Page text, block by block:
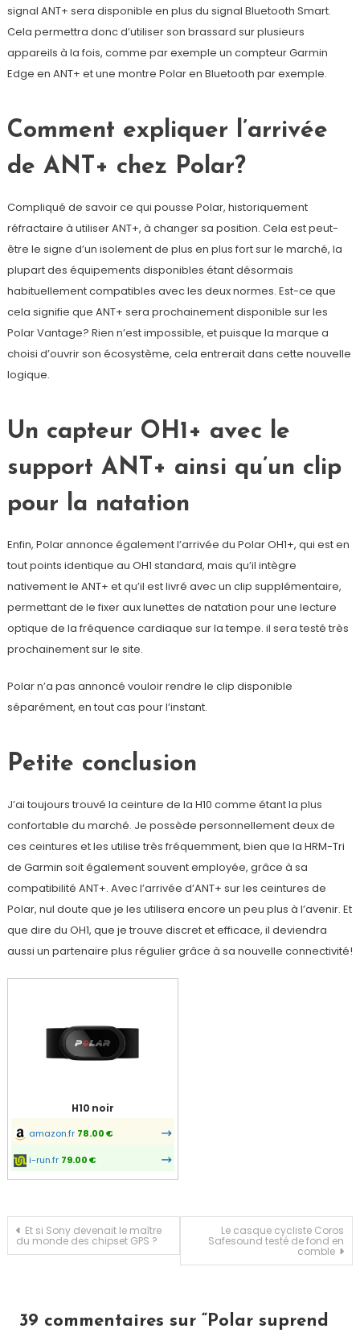
signal ANT+ sera disponible en plus du signal Bluetooth Smart.
Cela permettra donc d’utiliser son brassard sur plusieurs
appareils à la fois, comme par exemple un compteur Garmin
Edge en ANT+ et une montre Polar en Bluetooth par exemple.
Comment expliquer l’arrivée
de ANT+ chez Polar?
Compliqué de savoir ce qui pousse Polar, historiquement
réfractaire à utiliser ANT+, à changer sa position. Cela est peut-
être le signe d’un isolement de plus en plus fort sur le marché, la
plupart des équipements disponibles étant désormais
habituellement compatibles avec les deux normes. Est-ce que
cela signifie que ANT+ sera prochainement disponible sur les
Polar Vantage? Rien n’est impossible, et puisque la marque a
choisi d’ouvrir son écosystème, cela entrerait dans cette nouvelle
logique.
Un capteur OH1+ avec le
support ANT+ ainsi qu’un clip
pour la natation
Enfin, Polar annonce également l’arrivée du Polar OH1+, qui est en
tout points identique au OH1 standard, mais qu’il intègre
nativement le ANT+ et qu’il est livré avec un clip supplémentaire,
permettant de le fixer aux lunettes de natation pour une lecture
optique de la fréquence cardiaque sur la tempe. il sera testé très
prochainement sur le site.
Polar n’a pas annoncé vouloir rendre le clip disponible
séparément, en tout cas pour l’instant.
Petite conclusion
J’ai toujours trouvé la ceinture de la H10 comme étant la plus
confortable du marché. Je possède personnellement deux de
ces ceintures et les utilise très fréquemment, bien que la HRM-Tri
de Garmin soit également souvent employée, grâce à sa
compatibilité ANT+. Avec l’arrivée d’ANT+ sur les ceintures de
Polar, nul doute que je les utilisera encore un peu plus à l’avenir. Et
que dire du OH1, que je trouve discret et efficace, il deviendra
aussi un partenaire plus régulier grâce à sa nouvelle connectivité!
H10 noir
amazon.fr 78.00 €
i-run.fr 79.00 €
Navigation
Et si Sony devenait le maître
du monde des chipset GPS ?
Le casque cycliste Coros
Safesound testé de fond en
comble
39 commentaires sur “Polar suprend